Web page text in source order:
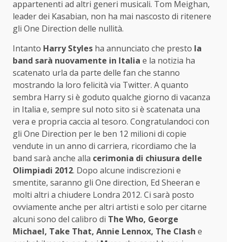
appartenenti ad altri generi musicali. Tom Meighan,
leader dei Kasabian, non ha mai nascosto di ritenere
gli One Direction delle nullità.
Intanto Harry Styles ha annunciato che presto la
band sarà nuovamente in Italia e la notizia ha
scatenato urla da parte delle fan che stanno
mostrando la loro felicità via Twitter. A quanto
sembra Harry si è goduto qualche giorno di vacanza
in Italia e, sempre sul noto sito si è scatenata una
vera e propria caccia al tesoro. Congratulandoci con
gli One Direction per le ben 12 milioni di copie
vendute in un anno di carriera, ricordiamo che la
band sarà anche alla cerimonia di chiusura delle
Olimpiadi 2012. Dopo alcune indiscrezioni e
smentite, saranno gli One direction, Ed Sheeran e
molti altri a chiudere Londra 2012. Ci sarà posto
ovviamente anche per altri artisti e solo per citarne
alcuni sono del calibro di The Who, George
Michael, Take That, Annie Lennox, The Clash e